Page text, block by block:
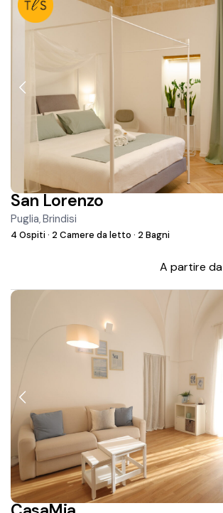
San Lorenzo
Puglia,Brindisi
4 Ospiti· 2 Camere da letto· 2 Bagni
A partire da